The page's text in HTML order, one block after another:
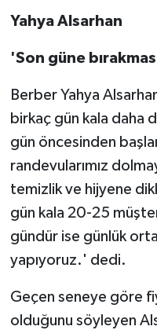
Yahya Alsarhan
'Son güne
Berber Yahya
birkaç gün kala daha
gün öncesinden
randevularımız
temizlik ve hijyene
gün kala 20-25
gündür ise günlük
yapıyoruz.' dedi.
Geçen seneye göre
olduğunu söyleyen